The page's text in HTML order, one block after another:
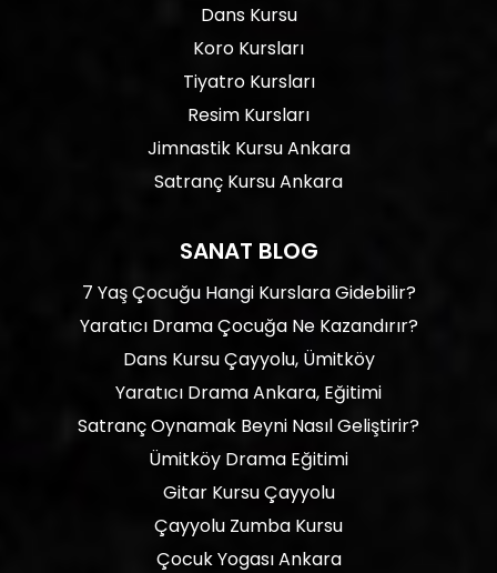
Dans Kursu
Koro Kursları
Tiyatro Kursları
Resim Kursları
Jimnastik Kursu Ankara
Satranç Kursu Ankara
SANAT BLOG
7 Yaş Çocuğu Hangi Kurslara Gidebilir?
Yaratıcı Drama Çocuğa Ne Kazandırır?
Dans Kursu Çayyolu, Ümitköy
Yaratıcı Drama Ankara, Eğitimi
Satranç Oynamak Beyni Nasıl Geliştirir?
Ümitköy Drama Eğitimi
Gitar Kursu Çayyolu
Çayyolu Zumba Kursu
Çocuk Yogası Ankara